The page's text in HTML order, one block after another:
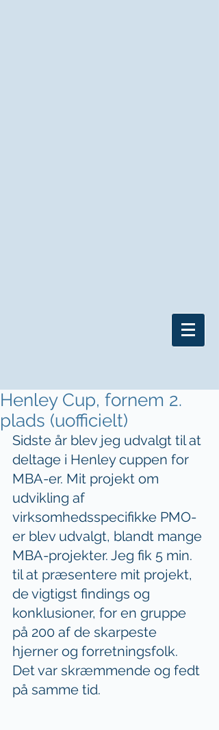
Henley Cup, fornem 2.
plads (uofficielt)
Sidste år blev jeg udvalgt til at
deltage i Henley cuppen for
MBA-er. Mit projekt om
udvikling af
virksomhedsspecifikke PMO-
er blev udvalgt, blandt mange
MBA-projekter. Jeg fik 5 min.
til at præsentere mit projekt,
de vigtigst findings og
konklusioner, for en gruppe
på 200 af de skarpeste
hjerner og forretningsfolk.
Det var skræmmende og fedt
på samme tid.